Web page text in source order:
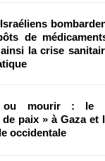
de
la crise
ou mourir : le
paix » à Gaza et
occidentale